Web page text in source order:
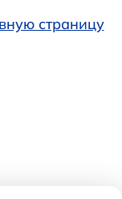
страницу